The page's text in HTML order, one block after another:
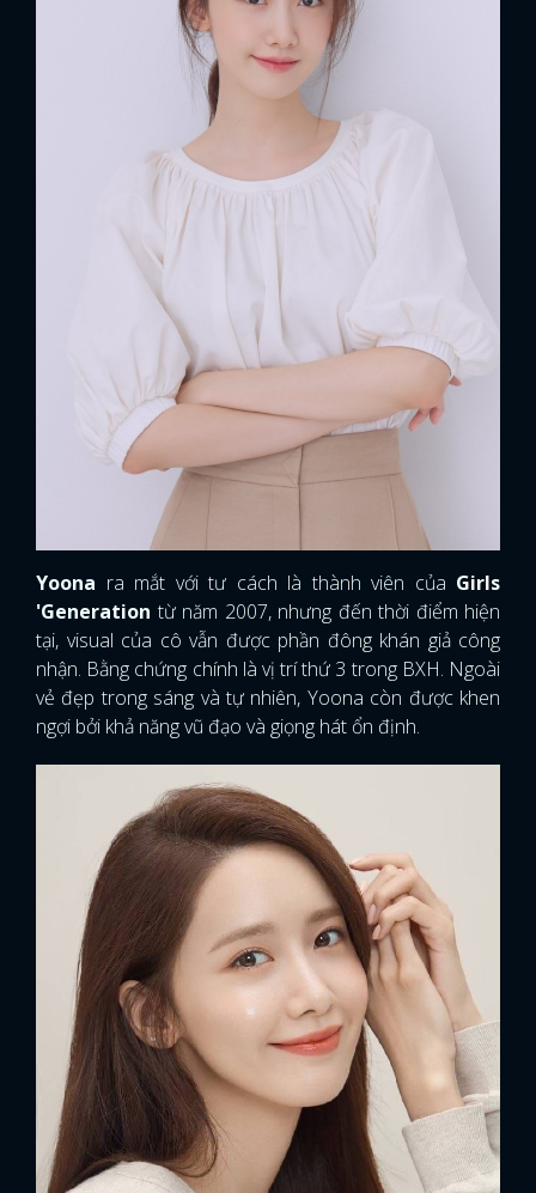
ĐĂNG NHẬP
Yoona ra mắt với tư cách là thành viên của Girls
'Generation từ năm 2007, nhưng đến thời điểm hiện
tại, visual của cô vẫn được phần đông khán giả công
nhận. Bằng chứng chính là vị trí thứ 3 trong BXH. Ngoài
vẻ đẹp trong sáng và tự nhiên, Yoona còn được khen
ngợi bởi khả năng vũ đạo và giọng hát ổn định.